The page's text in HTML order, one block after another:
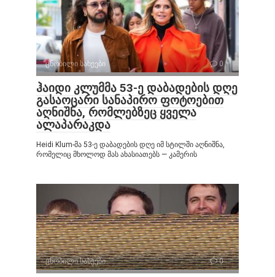
ცნობილი სახეები 0
ჰაიდი კლუმმა 53-ე დაბადების დღე
გასაოცარი სანაპირო ფოტოებით
აღნიშნა, რომლებზეც ყველა
ალაპარაკდა
Heidi Klum-მა 53-ე დაბადების დღე იმ სტილში აღნიშნა,
რომელიც მხოლოდ მას ახასიათებს — კამერის
ცნობილი სახეები 0